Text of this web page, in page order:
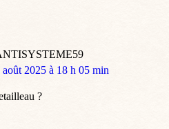
août 2025 à 18 h 05 min
?